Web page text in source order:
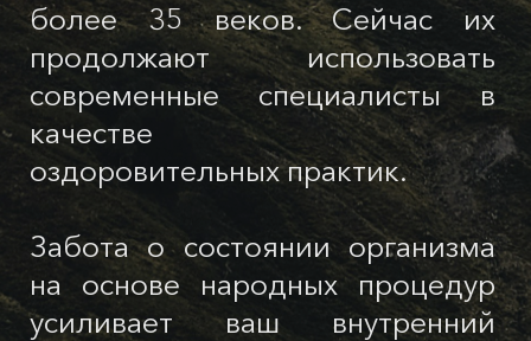
более 35 веков. Сейчас их
продолжают использовать
современные специалисты в
качестве
оздоровительных практик.
Забота о состоянии организма
на основе народных процедур
усиливает ваш внутренний